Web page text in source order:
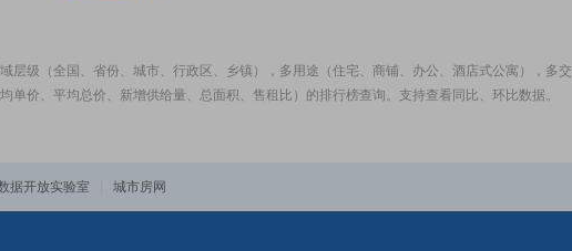
层级（全国、省份、城市、行政区、乡镇），多用途（住宅、商铺、办公、酒店式公寓），多交
价、平均总价、新增供给量、总面积、售租比）的排行榜查询。支持查看同比、环比数据。
据开放实验室 城市房网